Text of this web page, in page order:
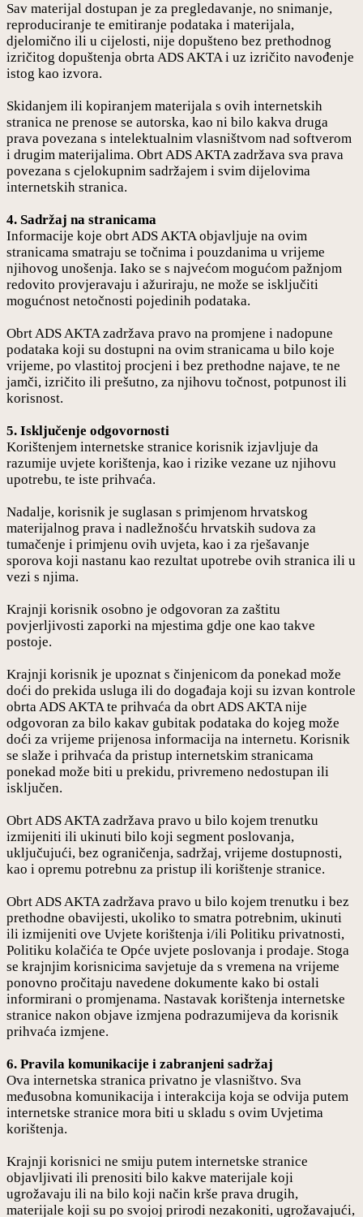
Sav materijal dostupan je za pregledavanje, no snimanje,
reproduciranje te emitiranje podataka i materijala,
djelomično ili u cijelosti, nije dopušteno bez prethodnog
izričitog dopuštenja obrta ADS AKTA i uz izričito navođenje
istog kao izvora.
Skidanjem ili kopiranjem materijala s ovih internetskih
stranica ne prenose se autorska, kao ni bilo kakva druga
prava povezana s intelektualnim vlasništvom nad softverom
i drugim materijalima. Obrt ADS AKTA zadržava sva prava
povezana s cjelokupnim sadržajem i svim dijelovima
internetskih stranica.
4. Sadržaj na stranicama
Informacije koje obrt ADS AKTA objavljuje na ovim
stranicama smatraju se točnima i pouzdanima u vrijeme
njihovog unošenja. Iako se s najvećom mogućom pažnjom
redovito provjeravaju i ažuriraju, ne može se isključiti
mogućnost netočnosti pojedinih podataka.
Obrt ADS AKTA zadržava pravo na promjene i nadopune
podataka koji su dostupni na ovim stranicama u bilo koje
vrijeme, po vlastitoj procjeni i bez prethodne najave, te ne
jamči, izričito ili prešutno, za njihovu točnost, potpunost ili
korisnost.
5. Isključenje odgovornosti
Korištenjem internetske stranice korisnik izjavljuje da
razumije uvjete korištenja, kao i rizike vezane uz njihovu
upotrebu, te iste prihvaća.
Nadalje, korisnik je suglasan s primjenom hrvatskog
materijalnog prava i nadležnošću hrvatskih sudova za
tumačenje i primjenu ovih uvjeta, kao i za rješavanje
sporova koji nastanu kao rezultat upotrebe ovih stranica ili u
vezi s njima.
Krajnji korisnik osobno je odgovoran za zaštitu
povjerljivosti zaporki na mjestima gdje one kao takve
postoje.
Krajnji korisnik je upoznat s činjenicom da ponekad može
doći do prekida usluga ili do događaja koji su izvan kontrole
obrta ADS AKTA te prihvaća da obrt ADS AKTA nije
odgovoran za bilo kakav gubitak podataka do kojeg može
doći za vrijeme prijenosa informacija na internetu. Korisnik
se slaže i prihvaća da pristup internetskim stranicama
ponekad može biti u prekidu, privremeno nedostupan ili
isključen.
Obrt ADS AKTA zadržava pravo u bilo kojem trenutku
izmijeniti ili ukinuti bilo koji segment poslovanja,
uključujući, bez ograničenja, sadržaj, vrijeme dostupnosti,
kao i opremu potrebnu za pristup ili korištenje stranice.
Obrt ADS AKTA zadržava pravo u bilo kojem trenutku i bez
prethodne obavijesti, ukoliko to smatra potrebnim, ukinuti
ili izmijeniti ove Uvjete korištenja i/ili Politiku privatnosti,
Politiku kolačića te Opće uvjete poslovanja i prodaje. Stoga
se krajnjim korisnicima savjetuje da s vremena na vrijeme
ponovno pročitaju navedene dokumente kako bi ostali
informirani o promjenama. Nastavak korištenja internetske
stranice nakon objave izmjena podrazumijeva da korisnik
prihvaća izmjene.
6. Pravila komunikacije i zabranjeni sadržaj
Ova internetska stranica privatno je vlasništvo. Sva
međusobna komunikacija i interakcija koja se odvija putem
internetske stranice mora biti u skladu s ovim Uvjetima
korištenja.
Krajnji korisnici ne smiju putem internetske stranice
objavljivati ili prenositi bilo kakve materijale koji
ugrožavaju ili na bilo koji način krše prava drugih,
materijale koji su po svojoj prirodi nezakoniti, ugrožavajući,